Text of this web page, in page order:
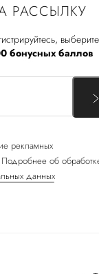
РАССЫЛКУ
бонусных баллов
рекламных
об
данных